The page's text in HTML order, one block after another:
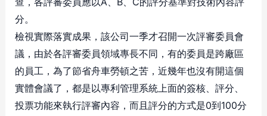
分。
檢視實際落實成果，該公司一季才召開一次評審委員會
議，由於各評審委員領域專長不同，有的委員是跨廠區
的員工，為了節省舟車勞頓之苦，近幾年也沒有開這個
實體會議了，都是以專利管理系統上面的簽核、評分、
投票功能來執行評審內容，而且評分的方式是0到100分